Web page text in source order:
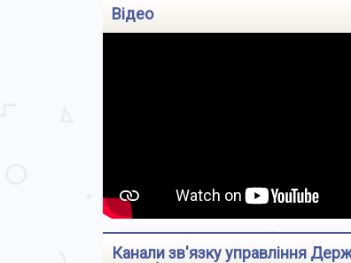
Відео
Канали зв'язку управління